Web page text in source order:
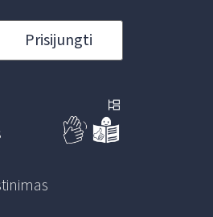
Prisijungti